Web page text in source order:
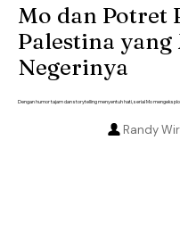
Mo dan Potret
Palestina
Negerinya
Dengan humor tajam dan storytelling menyentuh hati, serial Mo
Randy